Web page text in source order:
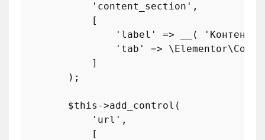
'content_section' ,
            [
'label'
=> ( 'Контент'
'tab'
=>
            ]
        );
$this ->add_control (
'url' ,
            [